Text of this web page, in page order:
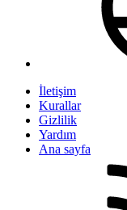
İletişim
Kurallar
Gizlilik
Yardım
Ana sayfa